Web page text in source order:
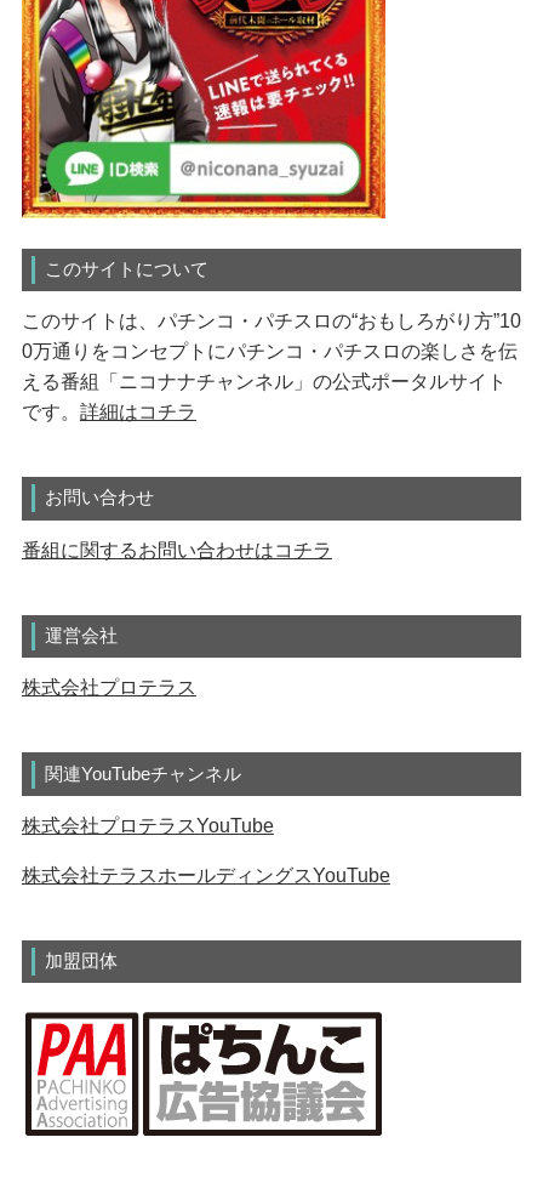
このサイトについて
このサイトは、パチンコ・パチスロの“おもしろがり方”10
0万通りをコンセプトにパチンコ・パチスロの楽しさを伝
える番組「ニコナナチャンネル」の公式ポータルサイト
です。 詳細はコチラ
お問い合わせ
番組に関するお問い合わせはコチラ
運営会社
株式会社プロテラス
関連YouTubeチャンネル
株式会社プロテラスYouTube
株式会社テラスホールディングスYouTube
加盟団体